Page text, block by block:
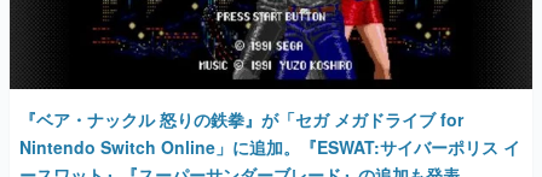
『ベア・ナックル 怒りの鉄拳』が「セガ メガドライブ for
Nintendo Switch Online」に追加。『ESWAT:サイバーポリス イ